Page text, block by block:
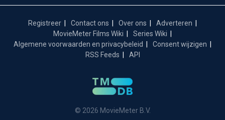
Registreer Contact ons Over ons
Adverteren
MovieMeter Films Wiki
Series Wiki
Algemene voorwaarden en privacybeleid
Consent wijzigen
RSS Feeds
API
© 2026 MovieMeter B.V.